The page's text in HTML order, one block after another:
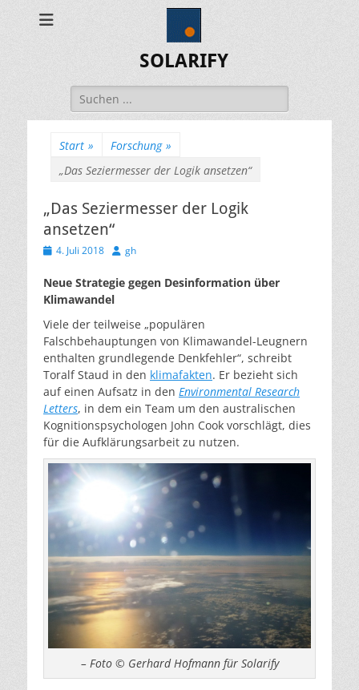
SOLARIFY
Suchen
nach:
Start » Forschung »
„Das Seziermesser der Logik ansetzen“
„Das Seziermesser der Logik
ansetzen“
Veröffentlicht
4. Juli 2018 Autor
gh
Neue Strategie gegen Desinformation über
Klimawandel
Viele der teilweise „populären
Falschbehauptungen von Klimawandel-Leugnern
enthalten grundlegende Denkfehler“, schreibt
Toralf Staud in den klimafakten. Er bezieht sich
auf einen Aufsatz in den Environmental Research
Letters, in dem ein Team um den australischen
Kognitionspsychologen John Cook vorschlägt, dies
für die Aufklärungsarbeit zu nutzen.
– Foto © Gerhard Hofmann für Solarify